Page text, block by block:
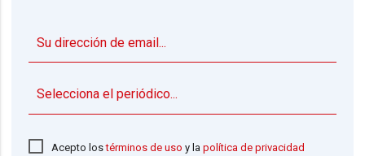
Acepto lostérminos de uso y lapolítica de privacidad